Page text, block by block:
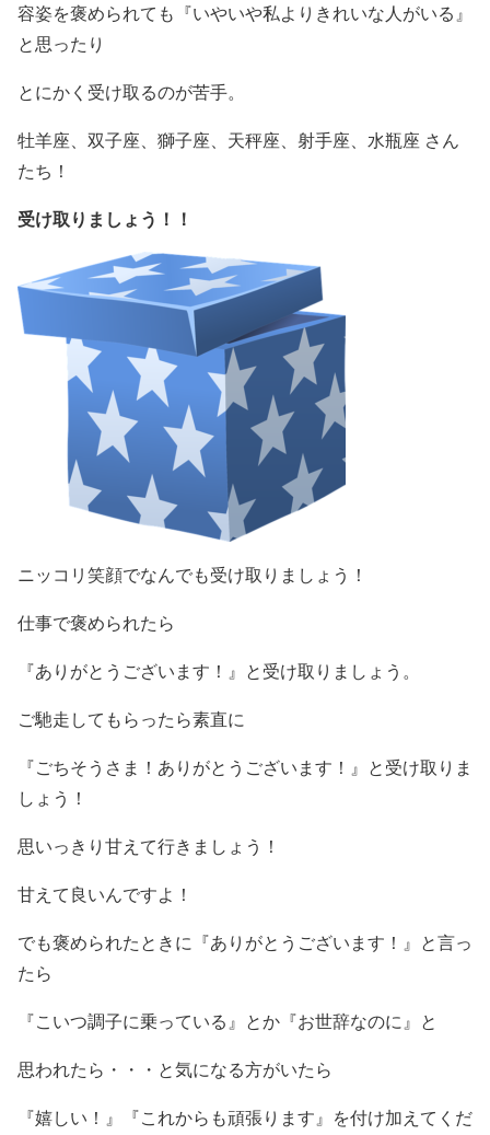
容姿を褒められても『いやいや私よりきれいな人がいる』
と思ったり
とにかく受け取るのが苦手。
牡羊座、双子座、獅子座、天秤座、射手座、水瓶座 さん
たち！
受け取りましょう！！
ニッコリ笑顔でなんでも受け取りましょう！
仕事で褒められたら
『ありがとうございます！』と受け取りましょう。
ご馳走してもらったら素直に
『ごちそうさま！ありがとうございます！』と受け取りま
しょう！
思いっきり甘えて行きましょう！
甘えて良いんですよ！
でも褒められたときに『ありがとうございます！』と言っ
たら
『こいつ調子に乗っている』とか『お世辞なのに』と
思われたら・・・と気になる方がいたら
『嬉しい！』『これからも頑張ります』を付け加えてくだ